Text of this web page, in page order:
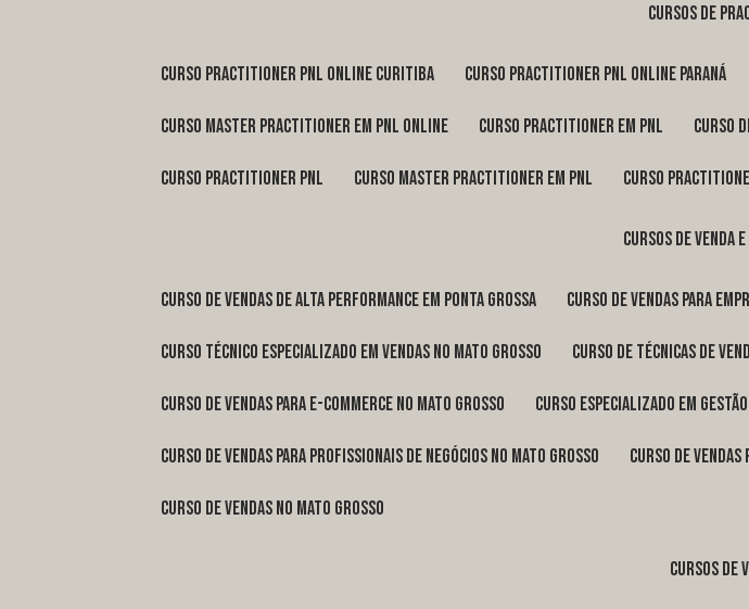
cursos de
curso practitioner pnl online Curitiba curso practitioner pnl online Paraná
curso master practitioner em pnl online curso practitioner em pnl curso
curso practitioner pnl curso master practitioner em pnl curso
cursos de venda
curso de vendas de alta performance em Ponta Grossa curso de vendas para
curso técnico especializado em vendas no Mato Grosso curso de técnicas de
curso de vendas para e-commerce no Mato Grosso curso especializado em
curso de vendas para profissionais de negócios no Mato Grosso curso de
curso de vendas no Mato Grosso
cursos de